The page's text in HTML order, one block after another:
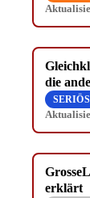
die
erklärt